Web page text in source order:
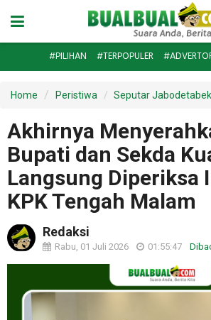
#PILIHAN #TERPOPULER
Home Peristiwa Seputar Jabodetabek
Akhirnya
Bupati dan Sekda
Langsung Diperiksa
KPK Tengah Malam
Redaksi
Rabu, 01 Juli 2026 01:55:47